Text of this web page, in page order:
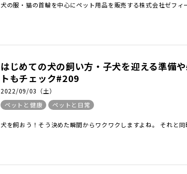
犬の服・猫の首輪を中心にペット用品を販売する株式会社ゼフ
はじめての犬の飼い方・子犬を迎える準備
トもチェック#209
2022/09/03（土）
ペットと健康
ペットと日常
犬を飼おう！そう決めた瞬間からワクワクしますよね。 それと